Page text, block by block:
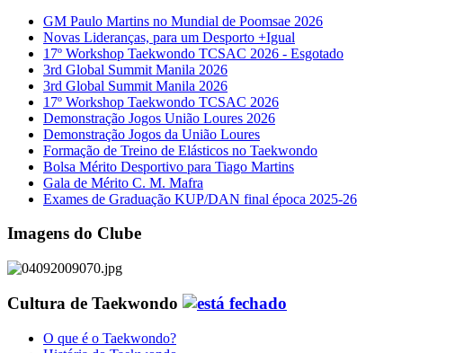
GM Paulo Martins no Mundial de Poomsae 2026
Novas Lideranças, para um Desporto +Igual
17º Workshop Taekwondo TCSAC 2026 - Esgotado
3rd Global Summit Manila 2026
3rd Global Summit Manila 2026
17º Workshop Taekwondo TCSAC 2026
Demonstração Jogos União Loures 2026
Demonstração Jogos da União Loures
Formação de Treino de Elásticos no Taekwondo
Bolsa Mérito Desportivo para Tiago Martins
Gala de Mérito C. M. Mafra
Exames de Graduação KUP/DAN final época 2025-26
Imagens do Clube
Cultura de Taekwondo
O que é o Taekwondo?